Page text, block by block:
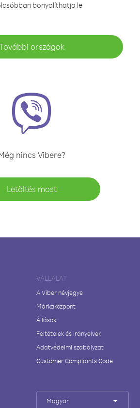
bonyolíthatja le
országok
nincs Vibere?
Letöltés most
VÁLLALAT
A Viber névjegye
Márkaközpont
Állások
Feltételek és irányelvek
Adatvédelmi szabályzat
Customer Complaints Code
Magyar